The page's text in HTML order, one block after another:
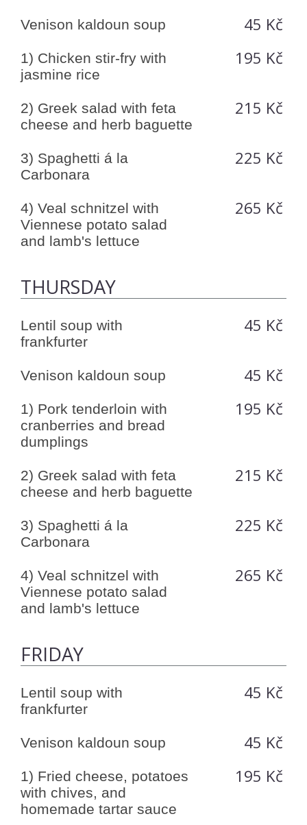
Venison kaldoun soup 45 Kč
1) Chicken stir-fry with
jasmine rice
195 Kč
2) Greek salad with feta
cheese and herb baguette
215 Kč
3) Spaghetti á la
Carbonara
225 Kč
4) Veal schnitzel with
Viennese potato salad
and lamb's lettuce
265 Kč
THURSDAY
Lentil soup with
frankfurter
45 Kč
Venison kaldoun soup 45 Kč
1) Pork tenderloin with
cranberries and bread
dumplings
195 Kč
2) Greek salad with feta
cheese and herb baguette
215 Kč
3) Spaghetti á la
Carbonara
225 Kč
4) Veal schnitzel with
Viennese potato salad
and lamb's lettuce
265 Kč
FRIDAY
Lentil soup with
frankfurter
45 Kč
Venison kaldoun soup 45 Kč
1) Fried cheese, potatoes
with chives, and
homemade tartar sauce
195 Kč